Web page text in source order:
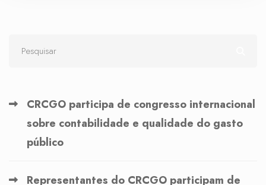
CRCGO participa de congresso internacional
sobre contabilidade e qualidade do gasto
público
Representantes do CRCGO participam de